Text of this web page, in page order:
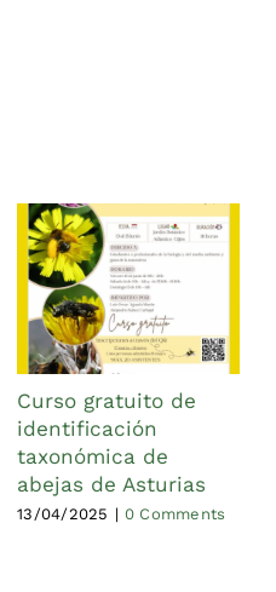
Curso gratuito de
identificación
taxonómica de
abejas de Asturias
13/04/2025 | 0 Comments